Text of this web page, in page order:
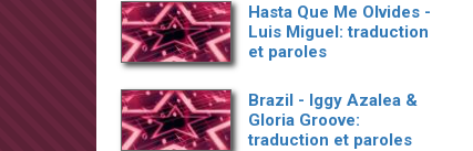
Hasta Que Me Olvides -
Luis Miguel: traduction
et paroles
Brazil - Iggy Azalea &
Gloria Groove:
traduction et paroles